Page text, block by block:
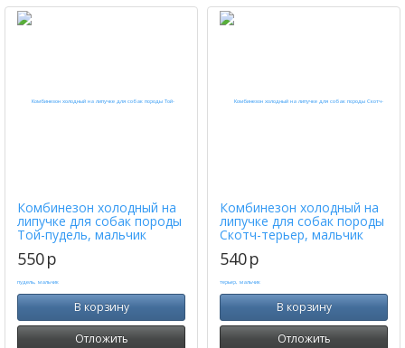
Комбинезон холодный на
липучке для собак породы
Той-пудель, мальчик
550p
В корзину
Отложить
Комбинезон холодный на
липучке для собак породы
Скотч-терьер, мальчик
540p
В корзину
Отложить